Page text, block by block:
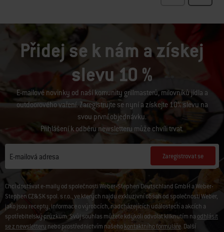
Přidej se k nám a získej
slevu 10 %
E-mailové novinky od naší komunity grillmasterů, milovníků jídla a
outdoorového vaření. Zaregistrujte se nyní a získejte 10% slevu na
svou první objednávku.
Přihlášení k odběru newsletteru může chvíli trvat.
E-mailová adresa Zaregistrovat se
Chci dostávat e-maily od společnosti Weber-Stephen Deutschland GmbH a Weber-
Stephen CZ&SK spol. s r.o., ve kterých najdu exkluzivní obsah od společnosti Weber,
jako jsou recepty, informace o výrobcích, nadcházejících událostech a akcích a
spotřebitelský průzkum. Svůj souhlas můžete kdykoli odvolat kliknutím na odhlásit
se z newsletteru nebo prostřednictvím našehokontaktního formuláře. Další